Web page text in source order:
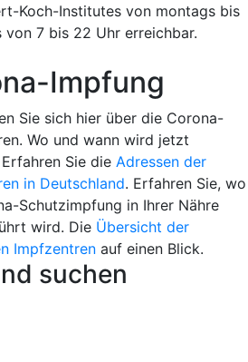
Koch-Institutes von montags bis
von 7 bis 22 Uhr erreichbar.
Impfung
Sie sich hier über die Corona-
Wo und wann wird jetzt
Sie die Adressen der
in Deutschland. Erfahren Sie, wo
Schutzimpfung in Ihrer Nähre
wird. Die Übersicht der
Impfzentren auf einen Blick.
suchen